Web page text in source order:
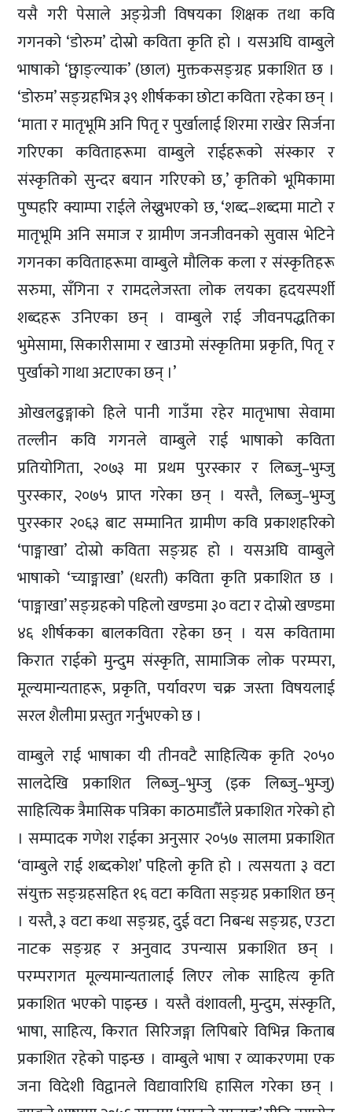
यसै गरी पेसाले अङ्ग्रेजी विषयका शिक्षक तथा कवि
गगनको ‘डोरुम’ दोस्रो कविता कृति हो । यसअघि वाम्बुले
भाषाको ‘छ्वाङ्ल्याक’ (छाल) मुक्तकसङ्ग्रह प्रकाशित छ ।
‘डोरुम’ सङ्ग्रहभित्र ३९ शीर्षकका छोटा कविता रहेका छन् ।
‘माता र मातृभूमि अनि पितृ र पुर्खालाई शिरमा राखेर सिर्जना
गरिएका कविताहरूमा वाम्बुले राईहरूको संस्कार र
संस्कृतिको सुन्दर बयान गरिएको छ,’ कृतिको भूमिकामा
पुष्पहरि क्याम्पा राईले लेख्नुभएको छ, ‘शब्द–शब्दमा माटो र
मातृभूमि अनि समाज र ग्रामीण जनजीवनको सुवास भेटिने
गगनका कविताहरूमा वाम्बुले मौलिक कला र संस्कृतिहरू
सरुमा, सँगिना र रामदलेजस्ता लोक लयका हृदयस्पर्शी
शब्दहरू उनिएका छन् । वाम्बुले राई जीवनपद्धतिका
भुमेसामा, सिकारीसामा र खाउमो संस्कृतिमा प्रकृति, पितृ र
पुर्खाको गाथा अटाएका छन् ।’
ओखलढुङ्गाको हिले पानी गाउँमा रहेर मातृभाषा सेवामा
तल्लीन कवि गगनले वाम्बुले राई भाषाको कविता
प्रतियोगिता, २०७३ मा प्रथम पुरस्कार र लिब्जु–भुम्जु
पुरस्कार, २०७५ प्राप्त गरेका छन् । यस्तै, लिब्जु–भुम्जु
पुरस्कार २०६३ बाट सम्मानित ग्रामीण कवि प्रकाशहरिको
‘पाङ्माखा’ दोस्रो कविता सङ्ग्रह हो । यसअघि वाम्बुले
भाषाको ‘च्याङ्माखा’ (धरती) कविता कृति प्रकाशित छ ।
‘पाङ्माखा’ सङ्ग्रहको पहिलो खण्डमा ३० वटा र दोस्रो खण्डमा
४६ शीर्षकका बालकविता रहेका छन् । यस कवितामा
किरात राईको मुन्दुम संस्कृति, सामाजिक लोक परम्परा,
मूल्यमान्यताहरू, प्रकृति, पर्यावरण चक्र जस्ता विषयलाई
सरल शैलीमा प्रस्तुत गर्नुभएको छ ।
वाम्बुले राई भाषाका यी तीनवटै साहित्यिक कृति २०५०
सालदेखि प्रकाशित लिब्जु–भुम्जु (इक लिब्जु–भुम्जु)
साहित्यिक त्रैमासिक पत्रिका काठमाडौँले प्रकाशित गरेको हो
। सम्पादक गणेश राईका अनुसार २०५७ सालमा प्रकाशित
‘वाम्बुले राई शब्दकोश’ पहिलो कृति हो । त्यसयता ३ वटा
संयुक्त सङ्ग्रहसहित १६ वटा कविता सङ्ग्रह प्रकाशित छन्
। यस्तै, ३ वटा कथा सङ्ग्रह, दुई वटा निबन्ध सङ्ग्रह, एउटा
नाटक सङ्ग्रह र अनुवाद उपन्यास प्रकाशित छन् ।
परम्परागत मूल्यमान्यतालाई लिएर लोक साहित्य कृति
प्रकाशित भएको पाइन्छ । यस्तै वंशावली, मुन्दुम, संस्कृति,
भाषा, साहित्य, किरात सिरिजङ्गा लिपिबारे विभिन्न किताब
प्रकाशित रहेको पाइन्छ । वाम्बुले भाषा र व्याकरणमा एक
जना विदेशी विद्वानले विद्यावारिधि हासिल गरेका छन् ।